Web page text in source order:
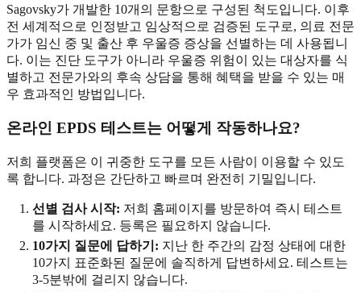
Sagovsky가 개발한 10개의 문항으로 구성된 척도입니다. 이후
전 세계적으로 인정받고 임상적으로 검증된 도구로, 의료 전문
가가 임신 중 및 출산 후 우울증 증상을 선별하는 데 사용됩니
다. 이는 진단 도구가 아니라 우울증 위험이 있는 대상자를 식
별하고 전문가와의 후속 상담을 통해 혜택을 받을 수 있는 매
우 효과적인 방법입니다.
온라인 EPDS 테스트는 어떻게 작동하나요?
저희 플랫폼은 이 귀중한 도구를 모든 사람이 이용할 수 있도
록 합니다. 과정은 간단하고 빠르며 완전히 기밀입니다.
선별 검사 시작: 저희 홈페이지를 방문하여 즉시 테스트
를 시작하세요. 등록은 필요하지 않습니다.
10가지 질문에 답하기: 지난 한 주간의 감정 상태에 대한
10가지 표준화된 질문에 솔직하게 답변하세요. 테스트는
3-5분밖에 걸리지 않습니다.